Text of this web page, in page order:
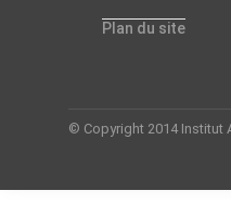
Plan du site
© Copyright 2014 Institut